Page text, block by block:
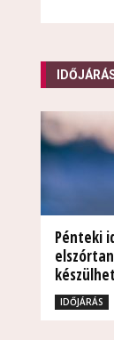
Pénteki
IDŐJÁRÁS